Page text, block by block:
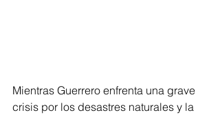
Mientras Guerrero enfrenta una grave
crisis por los desastres naturales y la